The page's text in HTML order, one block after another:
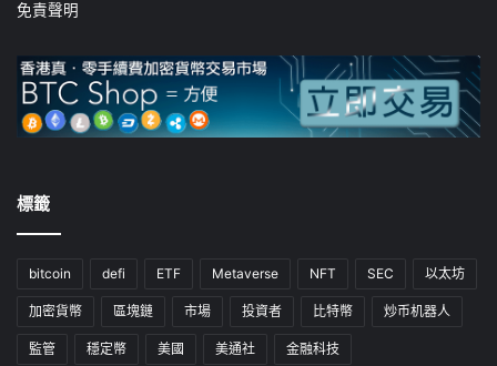
免責聲明
標籤
bitcoin defi ETF Metaverse NFT SEC 以太坊
加密貨幣 區塊鏈 市場 投資者 比特幣 炒币机器人
監管 穩定幣 美國 美通社 金融科技